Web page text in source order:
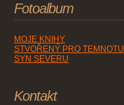
Fotoalbum
MOJE KNIHY
STVOŘENÝ PRO TEMNOTU
SYN SEVERU
Kontakt